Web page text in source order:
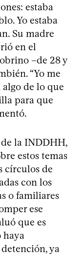
estaba
Yo estaba
Su madre
en el
–de 28 y
“Yo me
de lo que
para que
la INDDHH,
estos temas
círculos de
con los
o familiares
ese
que es
haya
ya